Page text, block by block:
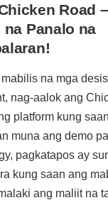
Road
Panalo na
na mga
nag-aalok ang
platform kung
muna ang demo
pagkatapos ay
kung saan ang
ang maliit na